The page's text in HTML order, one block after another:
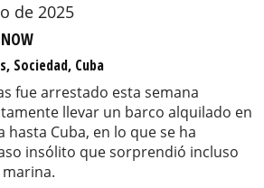
de 2025
Sociedad, Cuba
fue arrestado esta semana
llevar un barco alquilado en
hasta Cuba, en lo que se ha
insólito que sorprendió incluso